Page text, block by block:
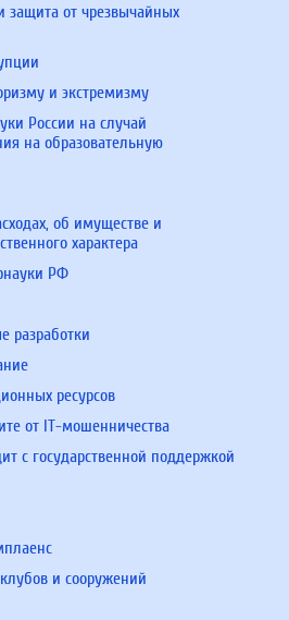
защита от чрезвычайных
и экстремизму
России на случай
на образовательную
об имуществе и
характера
РФ
разработки
ресурсов
от IT-мошенничества
с государственной поддержкой
и сооружений